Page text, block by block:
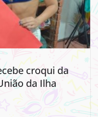
croqui da
da Ilha